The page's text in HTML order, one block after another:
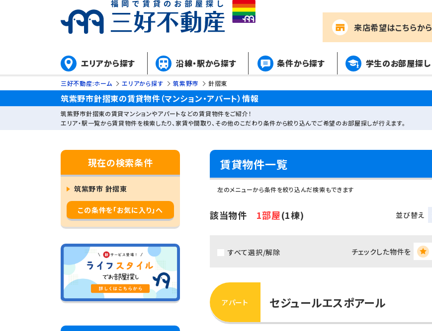
来店希望はこちらから
エリアから探す 沿線・駅から探す 条件から探す 学生のお部屋探し
三好不動産:ホーム エリアから探す 筑紫野市 針摺東
筑紫野市針摺東の賃貸物件（マンション・アパート）情報
筑紫野市針摺東の賃貸マンションやアパートなどの賃貸物件をご紹介！
エリア・駅一覧から賃貸物件を検索したり、家賃や間取り、その他のこだわり条件から絞り込んでご希望のお部屋探しが行えます。
現在の検索条件
筑紫野市 針摺東
この条件を「お気に入り」へ
賃貸物件一覧
左のメニューから条件を絞り込んだ検索もできます
該当物件 1部屋(1棟) 並び替え
すべて選択/解除 チェックした物件を
アパート セジュールエスポアール